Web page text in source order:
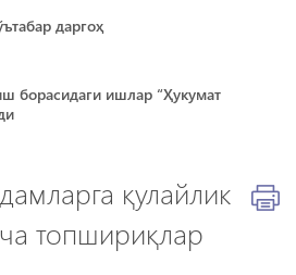
даргоҳ
борасидаги ишлар “Ҳукумат
қулайлик
топшириқлар